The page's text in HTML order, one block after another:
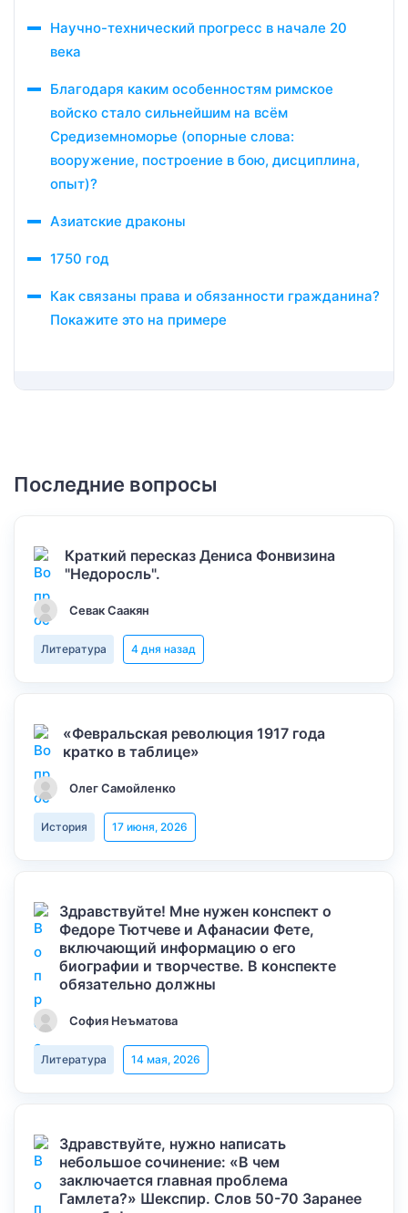
Научно-технический прогресс в начале 20
века
Благодаря каким особенностям римское
войско стало сильнейшим на всём
Средиземноморье (опорные слова:
вооружение, построение в бою, дисциплина,
опыт)?
Азиатские драконы
1750 год
Как связаны права и обязанности гражданина?
Покажите это на примере
Последние вопросы
Краткий пересказ Дениса Фонвизина
"Недоросль".
Севак Саакян
Литература 4 дня назад
«Февральская революция 1917 года
кратко в таблице»
Олег Самойленко
История 17 июня, 2026
Здравствуйте! Мне нужен конспект о
Федоре Тютчеве и Афанасии Фете,
включающий информацию о его
биографии и творчестве. В конспекте
обязательно должны
София Неъматова
Литература 14 мая, 2026
Здравствуйте, нужно написать
небольшое сочинение: «В чем
заключается главная проблема
Гамлета?» Шекспир. Слов 50-70 Заранее